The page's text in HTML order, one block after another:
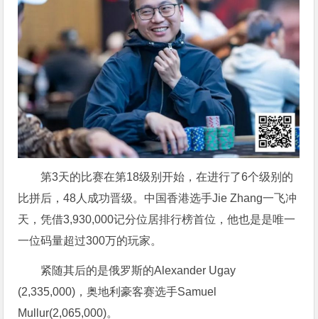
第3天的比赛在第18级别开始，在进行了6个级别的
比拼后，48人成功晋级。中国香港选手Jie Zhang一飞冲
天，凭借3,930,000记分位居排行榜首位，他也是是唯一
一位码量超过300万的玩家。
紧随其后的是俄罗斯的Alexander Ugay
(2,335,000)，奥地利豪客赛选手Samuel
Mullur(2,065,000)。